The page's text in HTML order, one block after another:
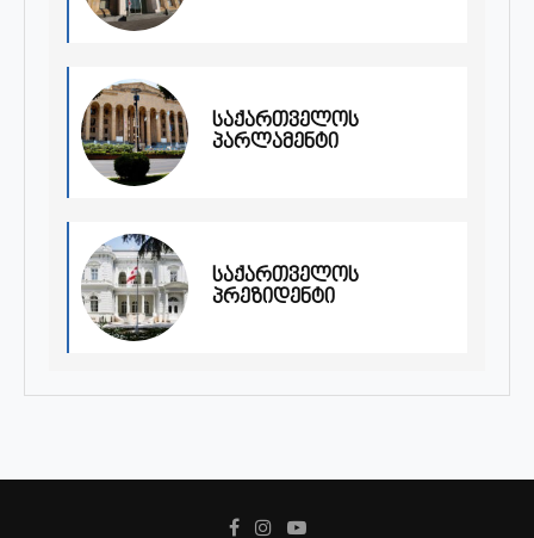
საქართველოს
პარლამენტი
საქართველოს
პრეზიდენტი